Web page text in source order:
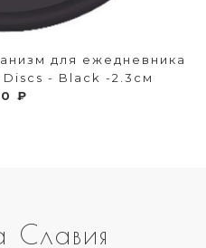
для ежедневника
- Black -2.3см
₽
Славия